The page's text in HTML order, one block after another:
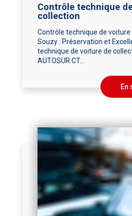
Contrôle technique
collection
Contrôle technique de
Souzy : Préservation et
technique de voiture de
AUTOSUR CT...
En